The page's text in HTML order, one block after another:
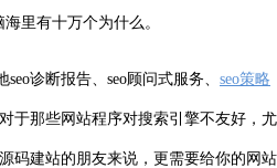
里有十万个为什么。
诊断报告、seo顾问式服务、 seo策略
于那些网站程序对搜索引擎不友好，尤
码建站的朋友来说，更需要给你的网站